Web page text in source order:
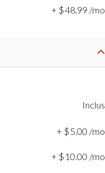
+ $48.99 /mo
Inclus
+ $5 .00 /mo
+ $ 10 .00 /mo